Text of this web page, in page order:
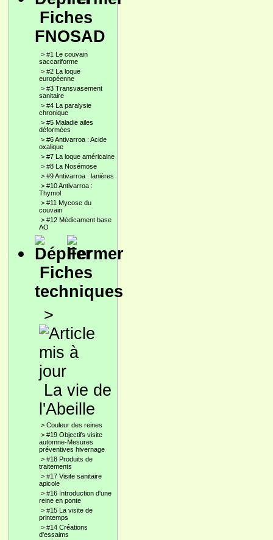
Fiches
FNOSAD
> #1 Le couvain
saccariforme
> #2 La loque
européenne
> #3 Transvasement
sanitaire
> #4 La paralysie
chronique
> #5 Maladie ailes
déformées
> #6 Antivarroa : Acide
oxalique
> #7 La loque américaine
> #8 La Nosémose
> #9 Antivarroa : lanières
> #10 Antivarroa :
Thymol
> #11 Mycose du
couvain
> #12 Médicament base
AO
Fiches
techniques
>
La vie de
l'Abeille
> Couleur des reines
> #19 Objectifs visite
automne-Mesures
préventives hivernage
> #18 Produits de
traitements
> #17 Visite sanitaire
apicole
> #16 Introduction d'une
reine en ponte
> #15 La visite de
printemps
> #14 Créations
d'essaims